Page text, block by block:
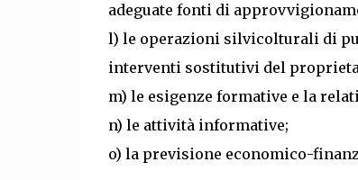
adeguate fonti di
l) le operazioni silvicolturali di
interventi sostitutivi del
m) le esigenze formative e la
n) le attività informative;
o) la previsione economico-